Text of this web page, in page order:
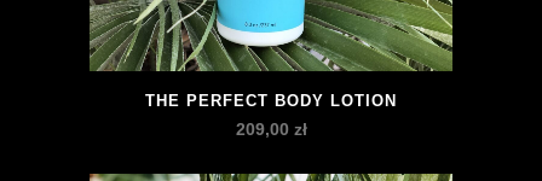
THE PERFECT BODY LOTION
209,00 zł